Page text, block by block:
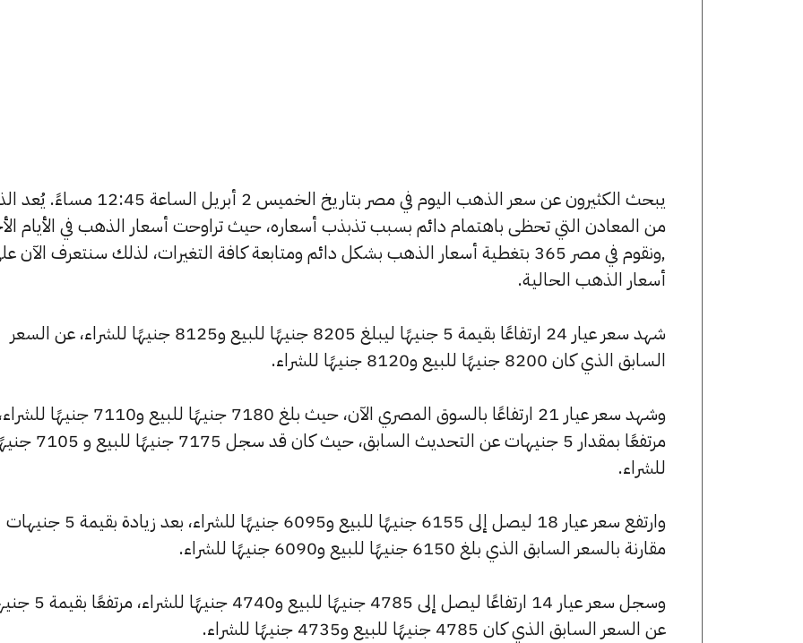
يبحث الكثيرون عن سعر الذهب اليوم في مصر بتاريخ الخميس 2 أبريل
من المعادن التي تحظى باهتمام دائم بسبب تذبذب أسعاره، حيث تراوحت أسعار الذهب في الأيام
,ونقوم في مصر 365 بتغطية أسعار الذهب بشكل دائم ومتابعة كافة التغيرات، لذلك سنتعرف الآن
أسعار الذهب الحالية.
شهد سعر عيار 24 ارتفاعًا بقيمة 5 جنيهًا ليبلغ 8205 جنيهًا للبيع و8125 جنيهًا للشراء، عن السعر
السابق الذي كان 8200 جنيهًا للبيع و8120 جنيهًا للشراء.
وشهد سعر عيار 21 ارتفاعًا بالسوق المصري الآن، حيث بلغ 7180 جنيهًا للبيع و7110 جنيهًا للشراء،
مرتفعًا بمقدار 5 جنيهات عن التحديث السابق، حيث كان قد سجل
للشراء.
وارتفع سعر عيار 18 ليصل إلى 6155 جنيهًا للبيع و6095 جنيهًا للشراء، بعد زيادة بقيمة 5 جنيهات
مقارنة بالسعر السابق الذي بلغ 6150 جنيهًا للبيع و6090 جنيهًا للشراء.
وسجل سعر عيار 14 ارتفاعًا ليصل إلى 4785
عن السعر السابق الذي كان 4785 جنيهًا للبيع و4735 جنيهًا للشراء.